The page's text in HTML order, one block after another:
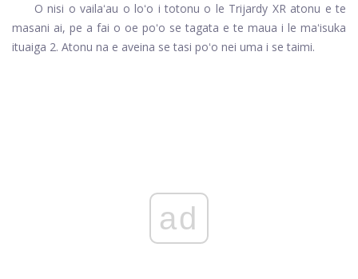
O nisi o vailaʻau o loʻo i totonu o le Trijardy XR atonu e te
masani ai, pe a fai o oe poʻo se tagata e te maua i le maʻisuka
ituaiga 2. Atonu na e aveina se tasi poʻo nei uma i se taimi.
ad